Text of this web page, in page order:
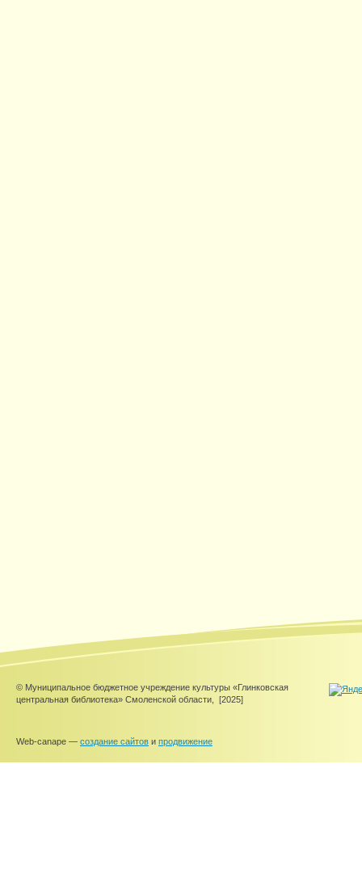
© Муниципальное бюджетное учреждение культуры «Глинковская
центральная библиотека» Смоленской области,
[2025]
Web-canape — создание сайтов и продвижение